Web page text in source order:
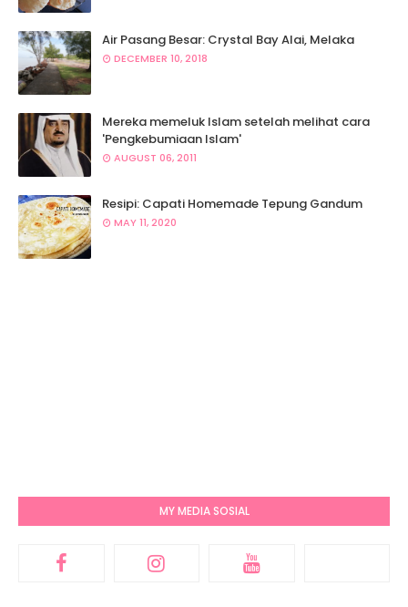
Air Pasang Besar: Crystal Bay Alai, Melaka
DECEMBER 10, 2018
Mereka memeluk Islam setelah melihat cara
'Pengkebumiaan Islam'
AUGUST 06, 2011
Resipi: Capati Homemade Tepung Gandum
MAY 11, 2020
MY MEDIA SOSIAL